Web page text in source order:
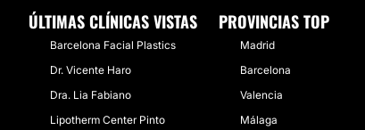
ÚLTIMAS CLÍNICAS VISTAS
Barcelona Facial Plastics
Dr. Vicente Haro
Dra. Lia Fabiano
Lipotherm Center Pinto
PROVINCIAS TOP
Madrid
Barcelona
Valencia
Málaga